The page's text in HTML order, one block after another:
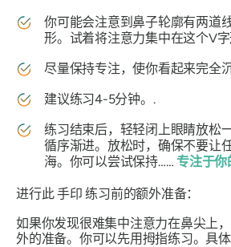
你可能会注意到鼻子轮廓有两道
形。试着将注意力集中在这个V
尽量保持专注，使你看起来完全
建议练习4-5分钟。.
练习结束后，轻轻闭上眼睛放松
循序渐进。放松时，确保不要让
海。你可以尝试保持…… 专注于你
进行此手印 练习前的额外准备：
如果你发现很难集中注意力在鼻尖上
外的准备。你可以先用拇指练习。具体